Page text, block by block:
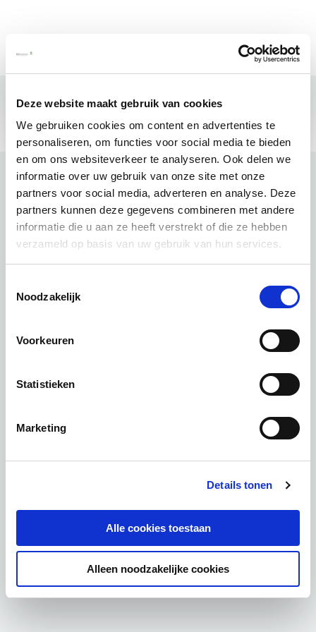
Deze website maakt gebruik van cookies
We gebruiken cookies om content en advertenties te
personaliseren, om functies voor social media te bieden
en om ons websiteverkeer te analyseren. Ook delen we
informatie over uw gebruik van onze site met onze
partners voor social media, adverteren en analyse. Deze
partners kunnen deze gegevens combineren met andere
informatie die u aan ze heeft verstrekt of die ze hebben
verzameld op basis van uw gebruik van hun services.
Noodzakelijk
Voorkeuren
Statistieken
Marketing
Details tonen
Alle cookies toestaan
Alleen noodzakelijke cookies